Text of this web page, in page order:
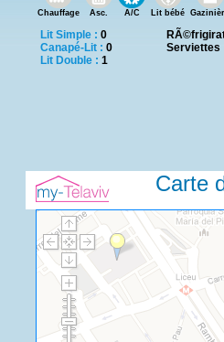
Chauffage Asc. A/C Lit bébé
Lit Simple : 0
Canapé-Lit : 0
Lit Double : 1
Serviettes
Carte